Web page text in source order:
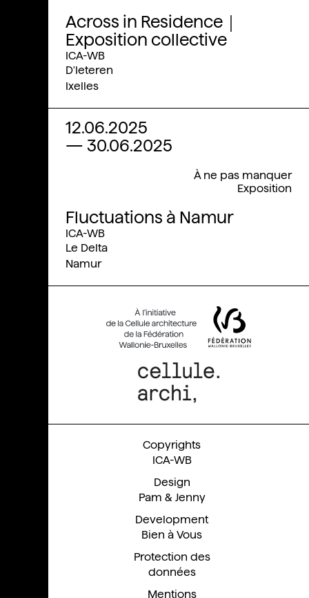
Across in Residence｜
Exposition collective
ICA-WB
D'Ieteren
Ixelles
12.06.2025
— 30.06.2025
Fluctuations à Namur
À ne pas manquer
Exposition
ICA-WB
Le Delta
Namur
ICA-WB
Pam & Jenny
Bien à Vous
Protection des
données
Mentions